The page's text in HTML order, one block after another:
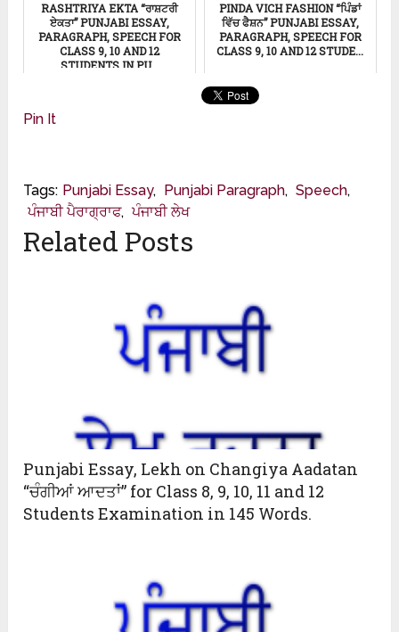
RASHTRIYA EKTA “ਰਾਸ਼ਟਰੀ
ਏਕਤਾ” PUNJABI ESSAY,
PARAGRAPH, SPEECH FOR
CLASS 9, 10 AND 12
STUDENTS IN PU...
PINDA VICH FASHION “ਪਿੰਡਾਂ
ਵਿੱਚ ਫੈਸ਼ਨ” PUNJABI ESSAY,
PARAGRAPH, SPEECH FOR
CLASS 9, 10 AND 12 STUDE...
Pin It
Tags: Punjabi Essay, Punjabi Paragraph, Speech,
ਪੰਜਾਬੀ ਪੈਰਾਗ੍ਰਾਫ, ਪੰਜਾਬੀ ਲੇਖ
Related Posts
Punjabi Essay, Lekh on Changiya Aadatan
“ਚੰਗੀਆਂ ਆਦਤਾਂ” for Class 8, 9, 10, 11 and 12
Students Examination in 145 Words.